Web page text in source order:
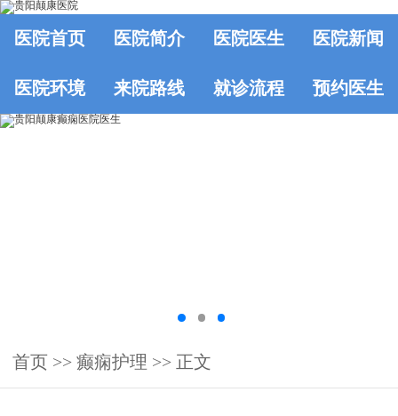
医院首页 医院简介 医院医生 医院新闻
医院环境 来院路线 就诊流程 预约医生
首页 >> 癫痫护理 >> 正文